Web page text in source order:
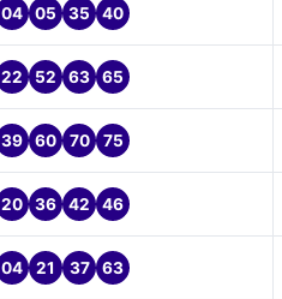
04 05 35 40
22 52 63 65
39 60 70 75
20 36 42 46
04 21 37 63